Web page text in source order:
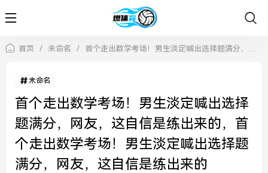
首页 / 未命名 / 首个走出数学考场！男生淡定喊出选择题满分，网友，这自信是练出来的，首个走出数学考场！男生淡定喊出选择题满分，网友，这自信是练出来的
未命名
首个走出数学考场！男生淡定喊出选择
题满分，网友，这自信是练出来的，首
个走出数学考场！男生淡定喊出选择题
满分，网友，这自信是练出来的